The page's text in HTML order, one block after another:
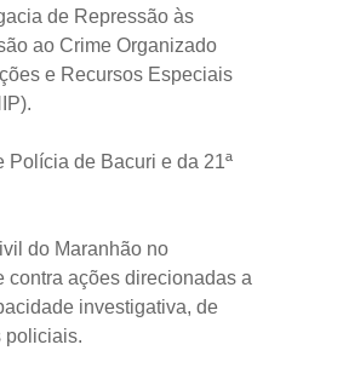
de Repressão às
ao Crime Organizado
e Recursos Especiais
Polícia de Bacuri e da 21ª
do Maranhão no
contra ações direcionadas a
investigativa, de
policiais.